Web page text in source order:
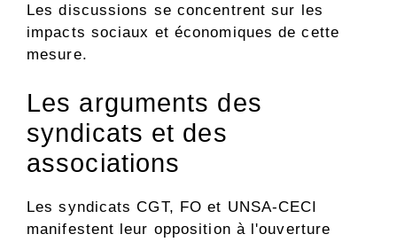
Les discussions se concentrent sur les
impacts sociaux et économiques de cette
mesure.
Les arguments des
syndicats et des
associations
Les syndicats CGT, FO et UNSA-CECI
manifestent leur opposition à l'ouverture